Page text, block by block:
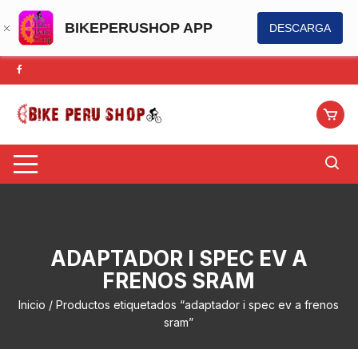
BIKEPERUSHOP APP DESCARGA
Saltar
al
contenido
ADAPTADOR I SPEC EV A
FRENOS SRAM
Inicio / Productos etiquetados “adaptador i spec ev a frenos
sram”